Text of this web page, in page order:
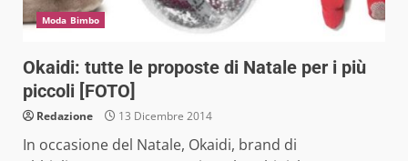
Moda Bimbo
Okaidi: tutte le proposte di Natale per i più
piccoli [FOTO]
Redazione 13 Dicembre 2014
In occasione del Natale, Okaidi, brand di